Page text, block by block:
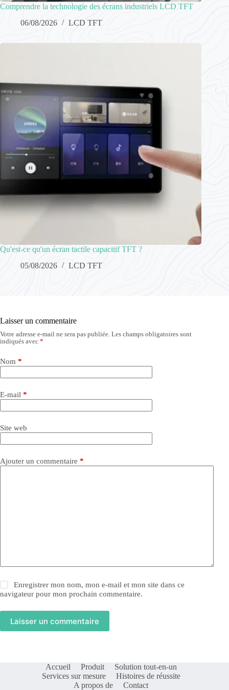
Comprendre la technologie des écrans industriels LCD TFT
06/08/2026
LCD TFT
Qu'est-ce qu'un écran tactile capacitif TFT ?
05/08/2026
LCD TFT
Laisser un commentaire
Votre adresse e-mail ne sera pas publiée. Les champs obligatoires sont
indiqués avec *
Nom *
E-mail *
Site web
Ajouter un commentaire *
Enregistrer mon nom, mon e-mail et mon site dans ce
navigateur pour mon prochain commentaire.
Laisser un commentaire
Accueil Produit
Solution tout-en-un
Services sur mesure
Histoires de réussite
A propos de
Contact